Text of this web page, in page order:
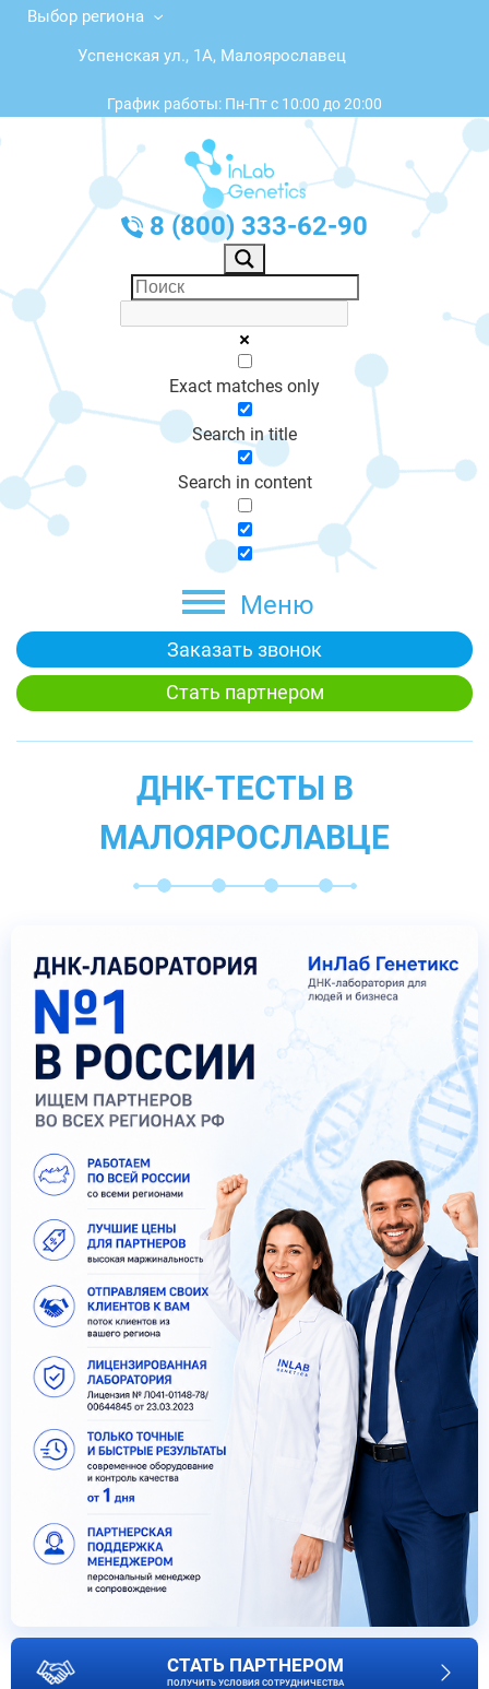
Выбор региона
Успенская ул., 1А, Малоярославец
График работы: Пн-Пт с 10:00 до 20:00
8 (800) 333-62-90
Exact matches only
Search in title
Search in content
Меню
Заказать звонок
Стать партнером
ДНК-ТЕСТЫ В
МАЛОЯРОСЛАВЦЕ
СТАТЬ ПАРТНЕРОМ
ПОЛУЧИТЬ УСЛОВИЯ СОТРУДНИЧЕСТВА